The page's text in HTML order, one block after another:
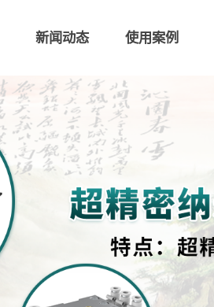
新闻动态 使用案例